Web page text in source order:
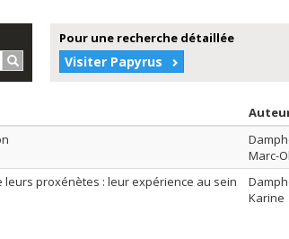
Rechercher…
Pour une recherche détaillée
Visiter Papyrus
Marc-
proxénètes : leur expérience au sein
Karine